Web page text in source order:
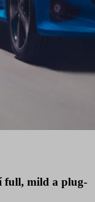
full, mild a plug-